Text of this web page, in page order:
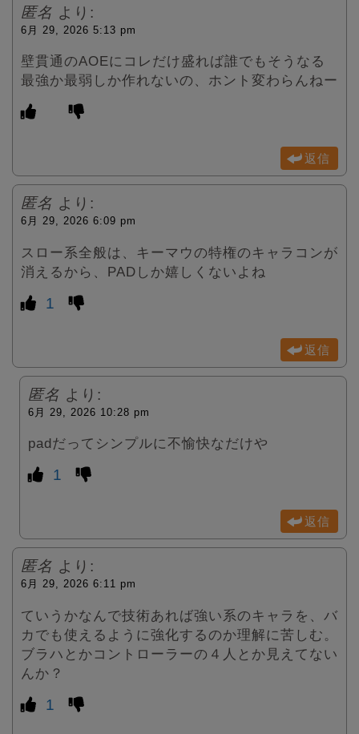
匿名 より:
6月 29, 2026 5:13 pm
壁貫通のAOEにコレだけ盛れば誰でもそうなる
最強か最弱しか作れないの、ホント変わらんねー
返信
匿名 より:
6月 29, 2026 6:09 pm
スロー系全般は、キーマウの特権のキャラコンが
消えるから、PADしか嬉しくないよね
1
返信
匿名 より:
6月 29, 2026 10:28 pm
padだってシンプルに不愉快なだけや
1
返信
匿名 より:
6月 29, 2026 6:11 pm
ていうかなんで技術あれば強い系のキャラを、バ
カでも使えるように強化するのか理解に苦しむ。
ブラハとかコントローラーの４人とか見えてない
んか？
1